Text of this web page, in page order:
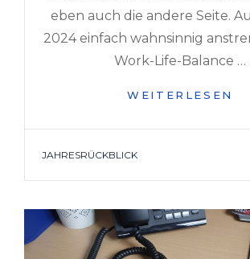
eben auch die andere Seite.
2024 einfach wahnsinnig
Work-Life-Balance …
WEITERLESEN
TAGS
JAHRESRÜCKBLICK